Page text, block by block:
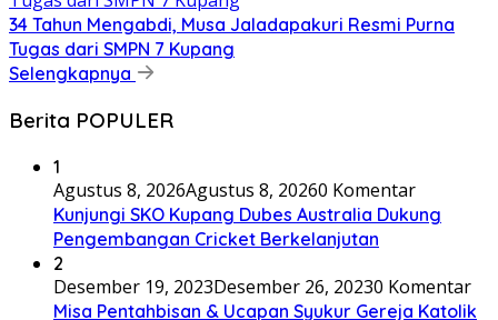
34 Tahun Mengabdi, Musa Jaladapakuri Resmi Purna
Tugas dari SMPN 7 Kupang
Selengkapnya
Berita POPULER
1
Agustus 8, 2026Agustus 8, 20260 Komentar
Kunjungi SKO Kupang Dubes Australia Dukung
Pengembangan Cricket Berkelanjutan
2
Desember 19, 2023Desember 26, 20230 Komentar
Misa Pentahbisan & Ucapan Syukur Gereja Katolik